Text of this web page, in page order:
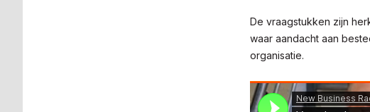
De vraagstukken zijn
waar aandacht aan
organisatie.